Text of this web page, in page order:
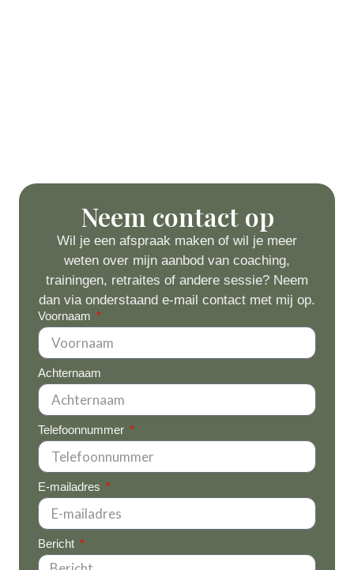
Neem contact op
Wil je een afspraak maken of wil je meer
weten over mijn aanbod van coaching,
trainingen, retraites of andere sessie? Neem
dan via onderstaand e-mail contact met mij op.
Voornaam
Achternaam
Telefoonnummer
E-mailadres
Bericht